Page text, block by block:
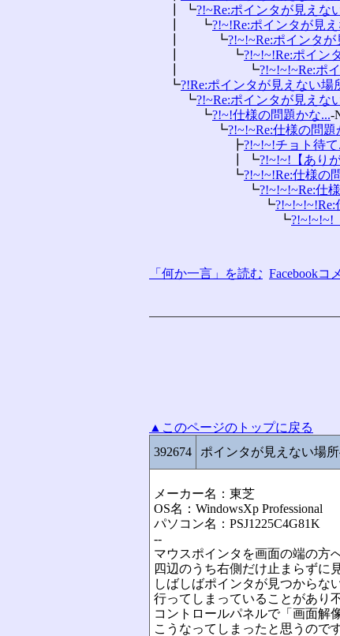
┃ ┗?!~Re:ポインタが見えな
┃ 　 ┗?!~!Re:ポインタが見
┃ 　 　 ┗?!~!~Re:ポインタ
┃ 　 　 　 ┗?!~!~!Re:ポイン
┃ 　 　 　 　 ┗?!~!~!~Re:ポ
┗?!Re:ポインタが見えない
┗?!~Re:ポインタが見えな
┗?!~!仕様の問題かな...-
┗?!~!~Re:仕様の問題
┣?!~!~!チョト待て
┃ ┗?!~!~!【あり
┗?!~!~!Re:仕様の
┗?!~!~!~Re:仕
┗?!~!~!~!Re:
┗?!~!~!~!
「何か一言」を読む Facebookコ
▲このページのトップに戻る
392674
ポインタが見えない場
メーカー名：東芝
OS名：WindowsXp Professional
パソコン名：PSJ1225C4G81K
--
マウスポインタを画面の端の方
四辺のうち右側だけ止まらずに
しばしばポインタが見つからな
行ってしまっていることがあり
コントロールパネルで「画面解
こうなってしまったと思うので